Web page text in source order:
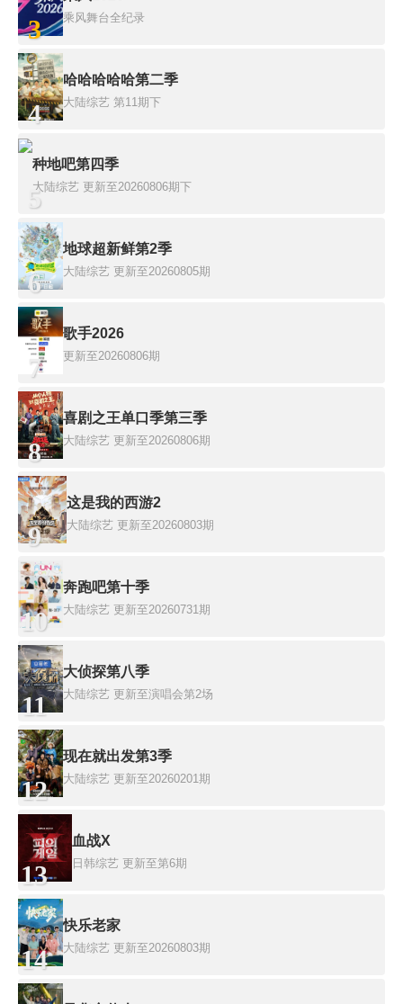
3 乘风舞台全纪录
4
哈哈哈哈哈第二季
大陆综艺 第11期下
5
种地吧第四季
大陆综艺 更新至20260806期下
6
地球超新鲜第2季
大陆综艺 更新至20260805期
7
歌手2026
更新至20260806期
8
喜剧之王单口季第三季
大陆综艺 更新至20260806期
9
这是我的西游2
大陆综艺 更新至20260803期
10
奔跑吧第十季
大陆综艺 更新至20260731期
11
大侦探第八季
大陆综艺 更新至演唱会第2场
12
现在就出发第3季
大陆综艺 更新至20260201期
13
血战X
日韩综艺 更新至第6期
14
快乐老家
大陆综艺 更新至20260803期